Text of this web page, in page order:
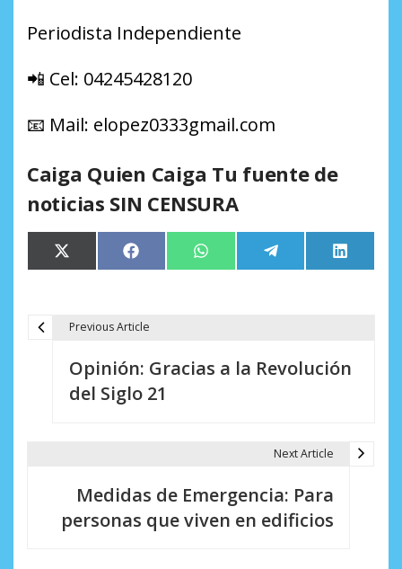
Periodista Independiente
📲 Cel: 04245428120
📧 Mail: elopez0333gmail.com
Caiga Quien Caiga Tu fuente de
noticias SIN CENSURA
Compartir
en
X
(Twitter)
Compartir
en
Facebook Compartir
en
WhatsApp Compartir
en
Telegram
en
LinkedIn
Previous Article
Opinión: Gracias a la Revolución
del Siglo 21
Next Article
Medidas de Emergencia: Para
personas que viven en edificios